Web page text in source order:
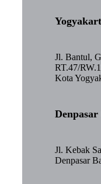
Jl. Bantul,
RT.47/
Kota
Jl. Kebak
Denpasar